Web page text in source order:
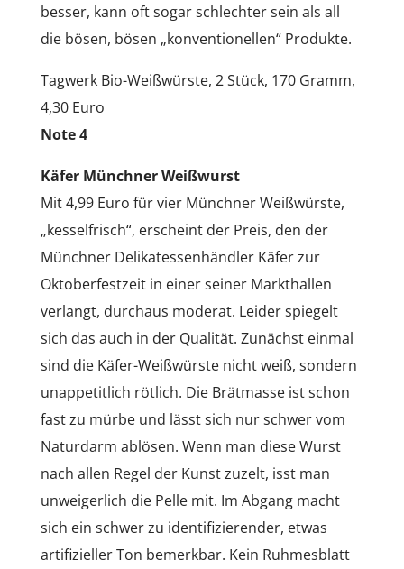
besser, kann oft sogar schlechter sein als all
die bösen, bösen „konventionellen“ Produkte.
Tagwerk Bio-Weißwürste, 2 Stück, 170 Gramm,
4,30 Euro
Note 4
Käfer Münchner Weißwurst
Mit 4,99 Euro für vier Münchner Weißwürste,
„kesselfrisch“, erscheint der Preis, den der
Münchner Delikatessenhändler Käfer zur
Oktoberfestzeit in einer seiner Markthallen
verlangt, durchaus moderat. Leider spiegelt
sich das auch in der Qualität. Zunächst einmal
sind die Käfer-Weißwürste nicht weiß, sondern
unappetitlich rötlich. Die Brätmasse ist schon
fast zu mürbe und lässt sich nur schwer vom
Naturdarm ablösen. Wenn man diese Wurst
nach allen Regel der Kunst zuzelt, isst man
unweigerlich die Pelle mit. Im Abgang macht
sich ein schwer zu identifizierender, etwas
artifizieller Ton bemerkbar. Kein Ruhmesblatt